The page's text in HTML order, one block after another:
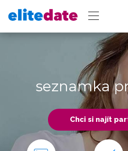
seznamka
Chci si najít